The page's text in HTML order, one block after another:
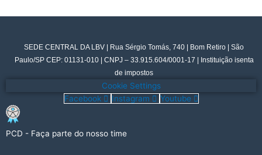
SEDE CENTRAL DA LBV | Rua Sérgio Tomás, 740 | Bom Retiro | São
Paulo/SP CEP: 01131-010 | CNPJ – 33.915.604/0001-17 | Instituição isenta
de impostos
Cookie Settings
Facebook
Instagram Youtube
PCD - Faça parte do nosso time